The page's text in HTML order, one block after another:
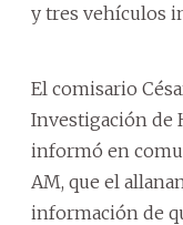
y tres vehículos
El comisario
Investigación de
informó en
AM, que el
información de